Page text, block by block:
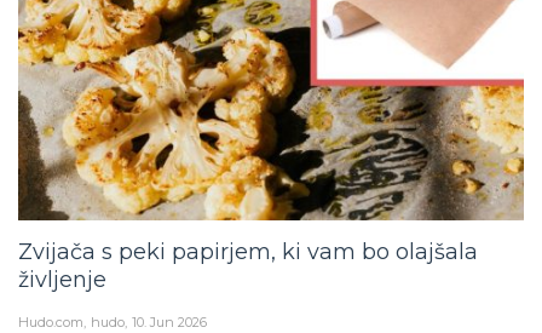
Zvijača s peki papirjem, ki vam bo olajšala
življenje
Hudo.com hudo 10. Jun 2026